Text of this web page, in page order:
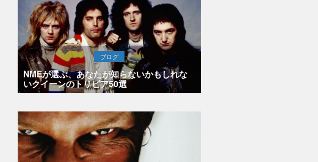
ブログ
NMEが選ぶ、あなたが知らないかもしれな
いクイーンのトリビア50選